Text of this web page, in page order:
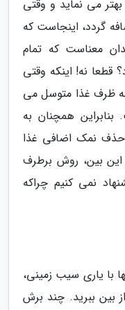
می نماید و وقتی
گردد، اینجاست که
معناست که تمام
نه! اینکه وقتی
ظرف غذا متوسل می
همچنان به
حذف نمک اضافی غذا
این بین، روش برطرف
نمی کنیم چراکه
با یاری سیب زمینی،
بین ببرید. چند برش